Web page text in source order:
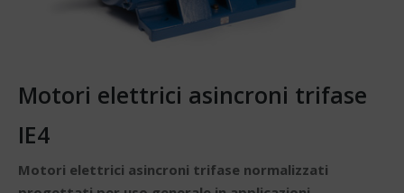
Motori elettrici asincroni trifase
IE4
Motori elettrici asincroni trifase normalizzati